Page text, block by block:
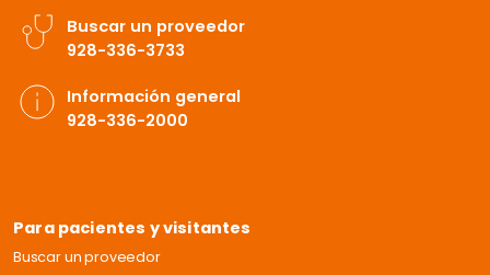
Buscar un proveedor
928-336-3733
Información general
928-336-2000
Para pacientes y visitantes
Buscar un proveedor